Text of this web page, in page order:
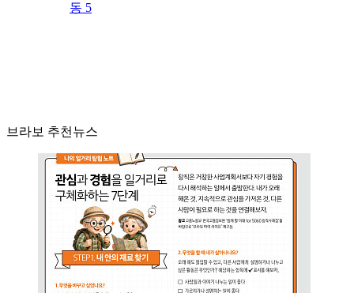
동 5
브라보 추천뉴스